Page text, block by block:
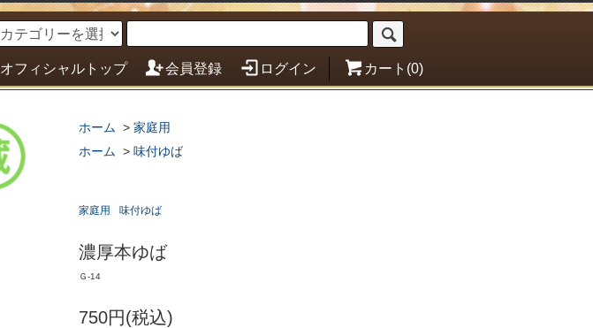
オフィシャルトップ 会員登録 ログイン カート(0)
ホーム > 家庭用
ホーム > 味付ゆば
家庭用 味付ゆば
濃厚本ゆば
Ｇ-14
750円(税込)